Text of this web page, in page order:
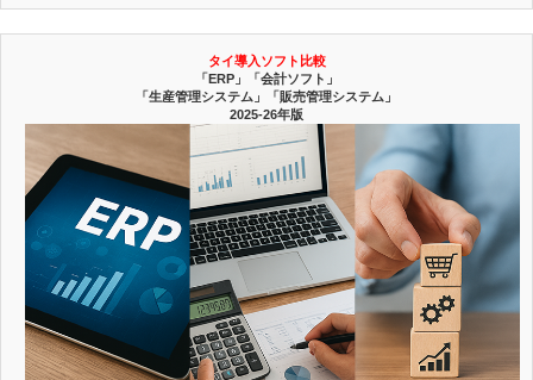
タイ導入ソフト比較
「ERP」「会計ソフト」
「生産管理システム」「販売管理システム」
2025-26年版